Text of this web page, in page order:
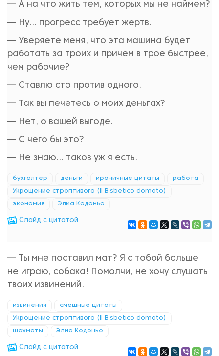
— А на что жить тем, которых мы не наймем?
— Ну... прогресс требует жертв.
— Уверяете меня, что эта машина будет
работать за троих и причем в трое быстрее,
чем рабочие?
— Ставлю сто против одного.
— Так вы печетесь о моих деньгах?
— Нет, о вашей выгоде.
— С чего бы это?
— Не знаю... таков уж я есть.
бухгалтер деньги ироничные цитаты работа
Укрощение строптивого (Il Bisbetico domato)
экономия Элиа Кодоньо
Cлайд с цитатой
— Ты мне поставил мат? Я с тобой больше
не играю, собака! Помолчи, не хочу слушать
твоих извинений.
извинения смешные цитаты
Укрощение строптивого (Il Bisbetico domato)
шахматы Элиа Кодоньо
Cлайд с цитатой